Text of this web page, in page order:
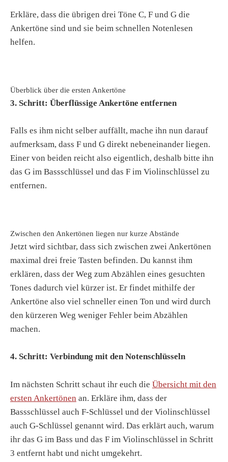
Erkläre, dass die übrigen drei Töne C, F und G die
Ankertöne sind und sie beim schnellen Notenlesen
helfen.
Überblick über die ersten Ankertöne
3. Schritt: Überflüssige Ankertöne entfernen
Falls es ihm nicht selber auffällt, mache ihn nun darauf
aufmerksam, dass F und G direkt nebeneinander liegen.
Einer von beiden reicht also eigentlich, deshalb bitte ihn
das G im Bassschlüssel und das F im Violinschlüssel zu
entfernen.
Zwischen den Ankertönen liegen nur kurze Abstände
Jetzt wird sichtbar, dass sich zwischen zwei Ankertönen
maximal drei freie Tasten befinden. Du kannst ihm
erklären, dass der Weg zum Abzählen eines gesuchten
Tones dadurch viel kürzer ist. Er findet mithilfe der
Ankertöne also viel schneller einen Ton und wird durch
den kürzeren Weg weniger Fehler beim Abzählen
machen.
4. Schritt: Verbindung mit den Notenschlüsseln
Im nächsten Schritt schaut ihr euch die Übersicht mit den
ersten Ankertönen an. Erkläre ihm, dass der
Bassschlüssel auch F-Schlüssel und der Violinschlüssel
auch G-Schlüssel genannt wird. Das erklärt auch, warum
ihr das G im Bass und das F im Violinschlüssel in Schritt
3 entfernt habt und nicht umgekehrt.